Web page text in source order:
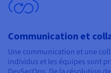
Communication et
Une communication et une
individus et les équipes sont